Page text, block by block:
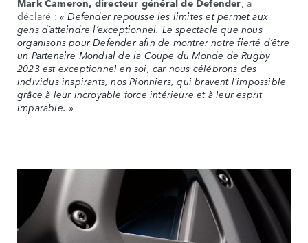
déclaré :« Defender repousse les limites et permet aux
gens d’atteindre l’exceptionnel. Le spectacle que nous
organisons pour Defender afin de montrer notre fierté d’être
un Partenaire Mondial de la Coupe du Monde de Rugby
2023 est exceptionnel en soi, car nous célébrons des
individus inspirants, nos Pionniers, qui bravent l’impossible
grâce à leur incroyable force intérieure et à leur esprit
imparable. »